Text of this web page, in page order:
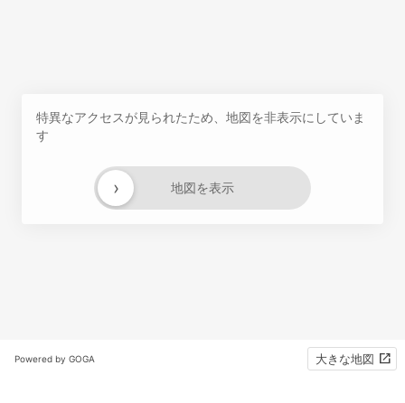
特異なアクセスが見られたため、地図を非表示にしていま
す
地図を表示
›
Powered by GOGA 大きな地図